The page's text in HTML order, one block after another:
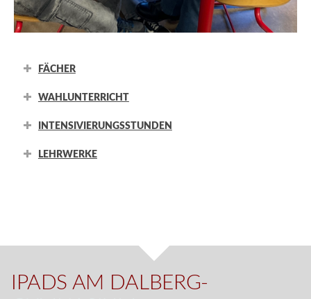
FÄCHER
WAHLUNTERRICHT
INTENSIVIERUNGSSTUNDEN
LEHRWERKE
IPADS AM DALBERG-